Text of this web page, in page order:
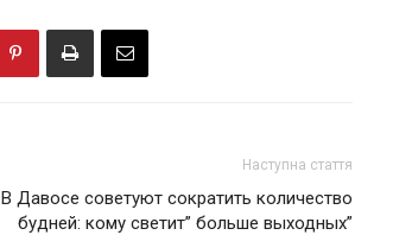
Наступна стаття
В Давосе советуют сократить количество
будней: кому светит” больше выходных”